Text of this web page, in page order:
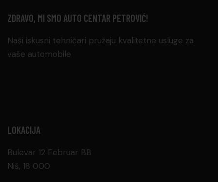
ZDRAVO, MI SMO AUTO CENTAR PETROVIĆ!
Naši iskusni tehničari pružaju kvalitetne usluge za
vaše automobile
LOKACIJA
Bulevar 12 Februar BB
Niš, 18 000